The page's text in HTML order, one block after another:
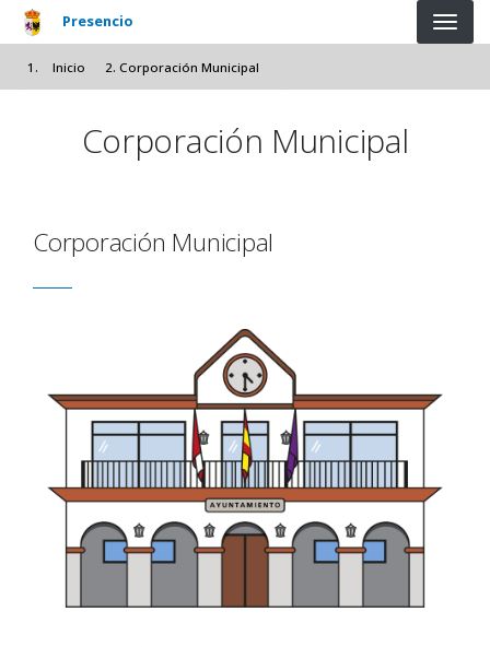
Pasar al contenido principal
Presencio
Inicio Corporación Municipal
Corporación Municipal
Corporación Municipal